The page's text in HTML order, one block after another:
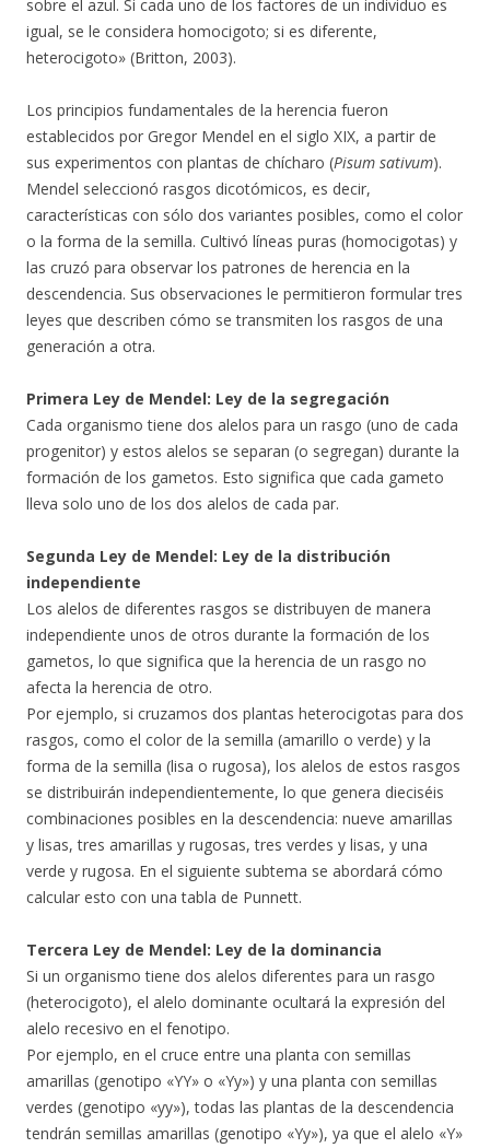
sobre el azul. Si cada uno de los factores de un individuo es
igual, se le considera homocigoto; si es diferente,
heterocigoto» (Britton, 2003).
Los principios fundamentales de la herencia fueron
establecidos por Gregor Mendel en el siglo XIX, a partir de
sus experimentos con plantas de chícharo (Pisum sativum).
Mendel seleccionó rasgos dicotómicos, es decir,
características con sólo dos variantes posibles, como el color
o la forma de la semilla. Cultivó líneas puras (homocigotas) y
las cruzó para observar los patrones de herencia en la
descendencia. Sus observaciones le permitieron formular tres
leyes que describen cómo se transmiten los rasgos de una
generación a otra.
Primera Ley de Mendel: Ley de la segregación
Cada organismo tiene dos alelos para un rasgo (uno de cada
progenitor) y estos alelos se separan (o segregan) durante la
formación de los gametos. Esto significa que cada gameto
lleva solo uno de los dos alelos de cada par.
Segunda Ley de Mendel: Ley de la distribución
independiente
Los alelos de diferentes rasgos se distribuyen de manera
independiente unos de otros durante la formación de los
gametos, lo que significa que la herencia de un rasgo no
afecta la herencia de otro.
Por ejemplo, si cruzamos dos plantas heterocigotas para dos
rasgos, como el color de la semilla (amarillo o verde) y la
forma de la semilla (lisa o rugosa), los alelos de estos rasgos
se distribuirán independientemente, lo que genera dieciséis
combinaciones posibles en la descendencia: nueve amarillas
y lisas, tres amarillas y rugosas, tres verdes y lisas, y una
verde y rugosa. En el siguiente subtema se abordará cómo
calcular esto con una tabla de Punnett.
Tercera Ley de Mendel: Ley de la dominancia
Si un organismo tiene dos alelos diferentes para un rasgo
(heterocigoto), el alelo dominante ocultará la expresión del
alelo recesivo en el fenotipo.
Por ejemplo, en el cruce entre una planta con semillas
amarillas (genotipo «YY» o «Yy») y una planta con semillas
verdes (genotipo «yy»), todas las plantas de la descendencia
tendrán semillas amarillas (genotipo «Yy»), ya que el alelo «Y»